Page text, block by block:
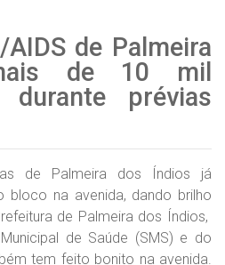
de Palmeira
de 10 mil
durante prévias
de Palmeira dos Índios já
na avenida, dando brilho
de Palmeira dos Índios,
de Saúde (SMS) e do
tem feito bonito na avenida.